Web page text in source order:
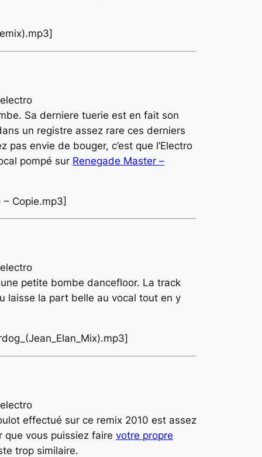
Sa derniere tuerie est en fait son
un registre assez rare ces derniers
pas envie de bouger, c’est que l’Electro
pompé sur Renegade Master –
Copie.mp3]
petite bombe dancefloor. La track
laisse la part belle au vocal tout en y
effectué sur ce remix 2010 est assez
que vous puissiez faire votre propre
trop similaire.